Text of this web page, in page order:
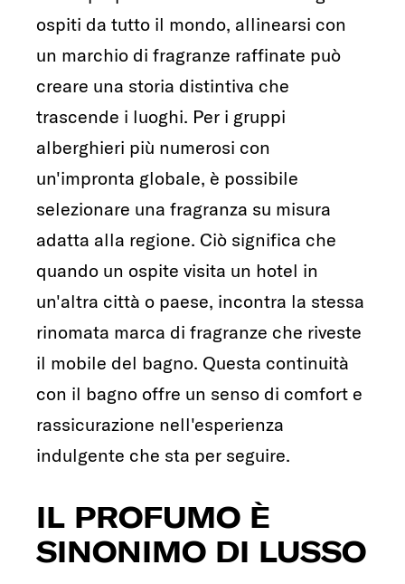
ospiti da tutto il mondo, allinearsi con
un marchio di fragranze raffinate può
creare una storia distintiva che
trascende i luoghi. Per i gruppi
alberghieri più numerosi con
un'impronta globale, è possibile
selezionare una fragranza su misura
adatta alla regione. Ciò significa che
quando un ospite visita un hotel in
un'altra città o paese, incontra la stessa
rinomata marca di fragranze che riveste
il mobile del bagno. Questa continuità
con il bagno offre un senso di comfort e
rassicurazione nell'esperienza
indulgente che sta per seguire.
IL PROFUMO È
SINONIMO DI LUSSO